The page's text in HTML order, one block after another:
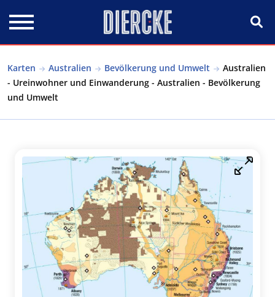
Karten Australien Bevölkerung und Umwelt
Australien
- Ureinwohner und Einwanderung - Australien - Bevölkerung
und Umwelt